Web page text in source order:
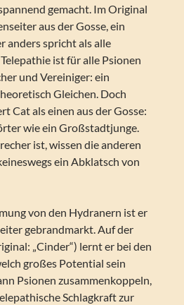
gemacht. Im Original
aus der Gosse, ein
anders spricht als alle
ist für alle Psionen
und Vereiniger: ein
Gleichen. Doch
Cat als einen aus der Gosse:
wie ein Großstadtjunge.
ist, wissen die anderen
ein Abklatsch von
von den Hydranern ist er
gebrandmarkt. Auf der
„Cinder“) lernt er bei den
großes Potential sein
Psionen zusammenkoppeln,
Schlagkraft zur